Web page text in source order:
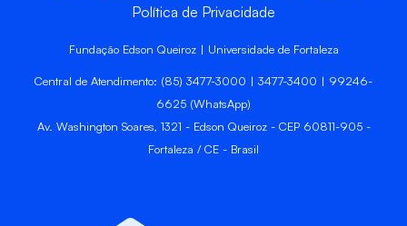
Política de Privacidade
Fundação Edson Queiroz | Universidade de Fortaleza
Central de Atendimento: (85) 3477-3000 | 3477-3400 | 99246-
6625 (WhatsApp)
Av. Washington Soares, 1321 - Edson Queiroz - CEP 60811-905 -
Fortaleza / CE - Brasil